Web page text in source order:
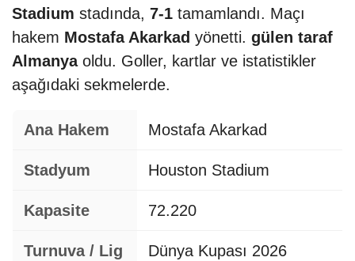
Stadium stadında, 7-1 tamamlandı. Maçı
hakem Mostafa Akarkad yönetti. gülen taraf
Almanyaoldu. Goller, kartlar ve istatistikler
aşağıdaki sekmelerde.
Ana Hakem Mostafa Akarkad
Stadyum Houston Stadium
Kapasite 72.220
Turnuva / Lig Dünya Kupası 2026